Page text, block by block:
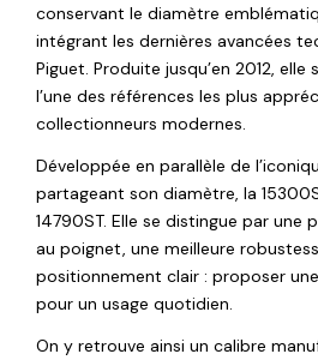
conservant le diamètre
intégrant les dernières avancées
Piguet. Produite jusqu’en 2012, elle
l’une des références les plus
collectionneurs modernes.
Développée en parallèle de
partageant son diamètre, la
14790ST. Elle se distingue par une
au poignet, une meilleure
positionnement clair : proposer
pour un usage quotidien.
On y retrouve ainsi un calibre